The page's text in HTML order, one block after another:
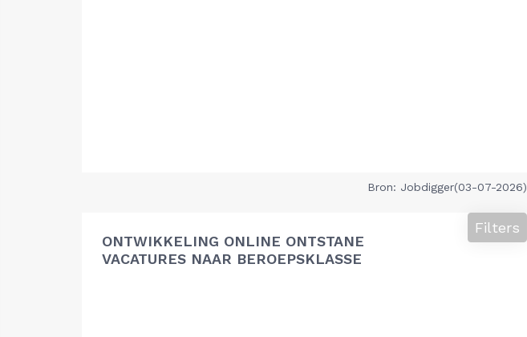
Bron: Jobdigger(03-07-2026)
ONTWIKKELING ONLINE ONTSTANE
VACATURES NAAR BEROEPSKLASSE
Filters